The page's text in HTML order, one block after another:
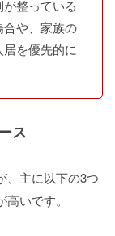
整っている
合や、家族の
を優先的に
ス
、主に以下の3つ
いです。